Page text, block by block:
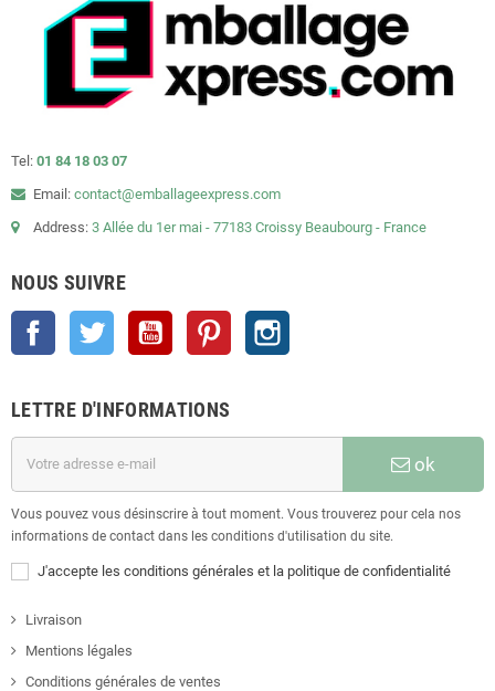
Tel: 01 84 18 03 07
Email: contact@emballageexpress.com
Address: 3 Allée du 1er mai - 77183 Croissy Beaubourg - France
NOUS SUIVRE
Facebook Twitter YouTube Pinterest
LETTRE D'INFORMATIONS
ok
Vous pouvez vous désinscrire à tout moment. Vous trouverez pour cela nos
informations de contact dans les conditions d'utilisation du site.
J'accepte les conditions générales et la politique de confidentialité
Livraison
Mentions légales
Conditions générales de ventes